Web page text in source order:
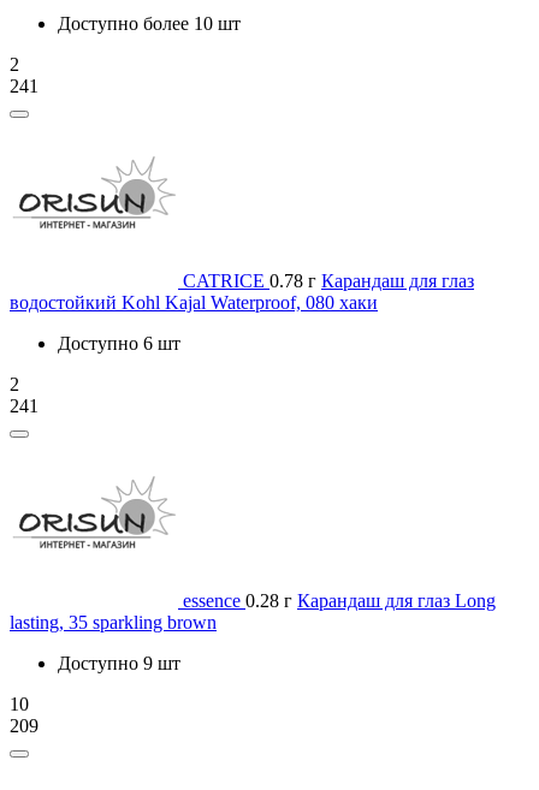
Доступно более 10 шт
2
241
CATRICE 0.78 г Карандаш для глаз
водостойкий Kohl Kajal Waterproof, 080 хаки
Доступно 6 шт
2
241
essence 0.28 г Карандаш для глаз Long
lasting, 35 sparkling brown
Доступно 9 шт
10
209